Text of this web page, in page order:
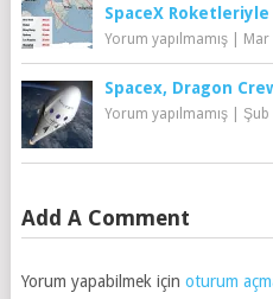
SpaceX Roketleriyle
Yorum yapılmamış| Mar
Spacex, Dragon
Yorum yapılmamış| Şub
Add A Comment
Yorum yapabilmek için oturum